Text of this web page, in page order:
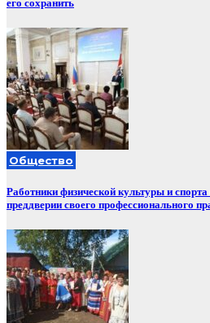
его сохранить
Общество
Работники физической культуры и
преддверии своего профессионального